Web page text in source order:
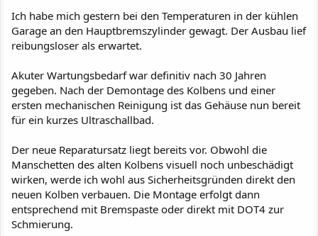
Ich habe mich gestern bei den Temperaturen in der kühlen
Garage an den Hauptbremszylinder gewagt. Der Ausbau lief
reibungsloser als erwartet.
Akuter Wartungsbedarf war definitiv nach 30 Jahren
gegeben. Nach der Demontage des Kolbens und einer
ersten mechanischen Reinigung ist das Gehäuse nun bereit
für ein kurzes Ultraschallbad.
Der neue Reparatursatz liegt bereits vor. Obwohl die
Manschetten des alten Kolbens visuell noch unbeschädigt
wirken, werde ich wohl aus Sicherheitsgründen direkt den
neuen Kolben verbauen. Die Montage erfolgt dann
entsprechend mit Bremspaste oder direkt mit DOT4 zur
Schmierung.